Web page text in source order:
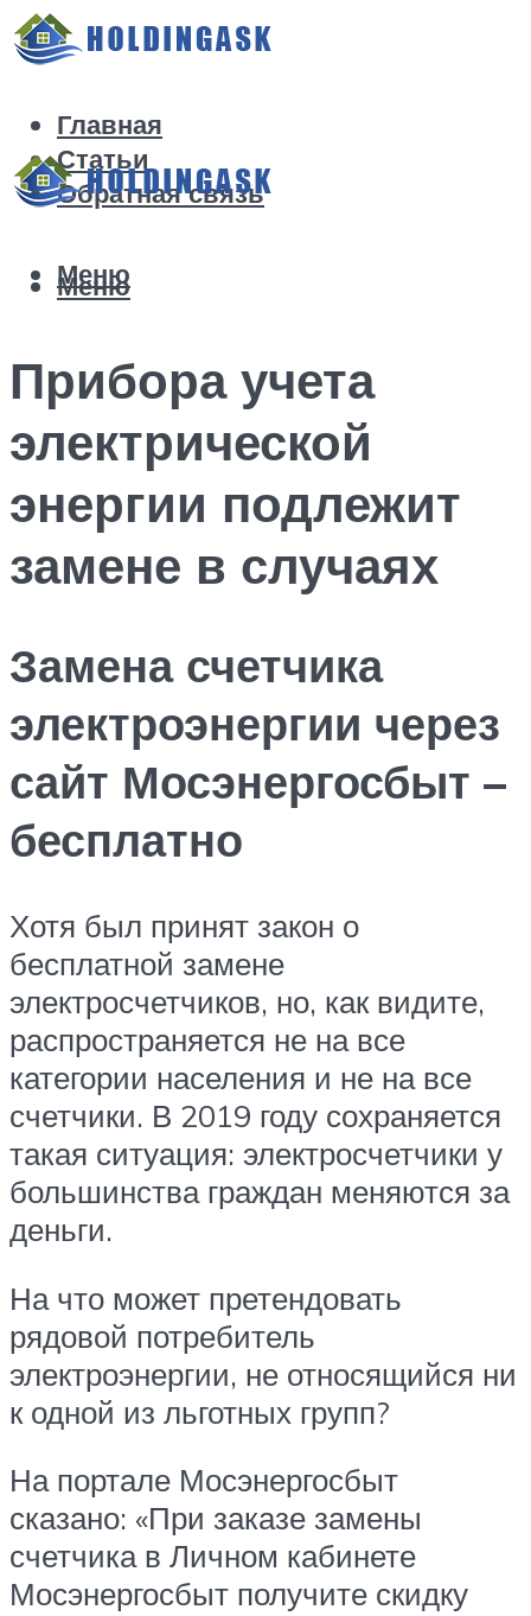
Главная
Статьи
Обратная связь
Меню
Меню
Прибора учета
электрической
энергии подлежит
замене в случаях
Замена счетчика
электроэнергии через
сайт Мосэнергосбыт –
бесплатно
Хотя был принят закон о
бесплатной замене
электросчетчиков, но, как видите,
распространяется не на все
категории населения и не на все
счетчики. В 2019 году сохраняется
такая ситуация: электросчетчики у
большинства граждан меняются за
деньги.
На что может претендовать
рядовой потребитель
электроэнергии, не относящийся ни
к одной из льготных групп?
На портале Мосэнергосбыт
сказано: «При заказе замены
счетчика в Личном кабинете
Мосэнергосбыт получите скидку